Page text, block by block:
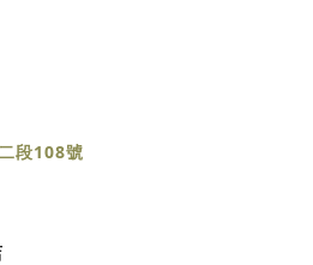
段108號